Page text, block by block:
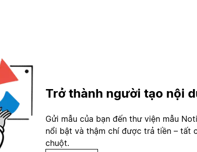
Trở thành người tạo nội
Gửi mẫu của bạn đến thư viện mẫu
nổi bật và thậm chí được trả tiền – tất
chuột.